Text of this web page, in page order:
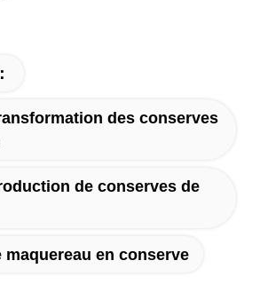
des conserves
de conserves de
maquereau en conserve